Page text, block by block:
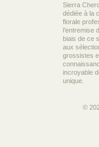
Sierra
dédiée à la
florale
l’entremise
biais de ce
aux
grossistes
incroyable
unique.
©